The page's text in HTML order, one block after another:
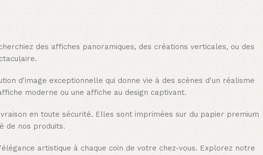
Choix des options
des affiches panoramiques, des créations verticales, ou des
d'image exceptionnelle qui donne vie à des scènes d'un réalisme
moderne ou une affiche au design captivant.
en toute sécurité. Elles sont imprimées sur du papier premium
de nos produits.
artistique à chaque coin de votre chez-vous. Explorez notre